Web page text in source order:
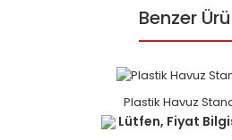
Benzer
Plastik Havuz
Lütfen, Fiyat